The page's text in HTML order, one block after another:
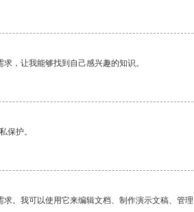
，让我能够找到自己感兴趣的知识。
保护。
。我可以使用它来编辑文档、制作演示文稿、管理